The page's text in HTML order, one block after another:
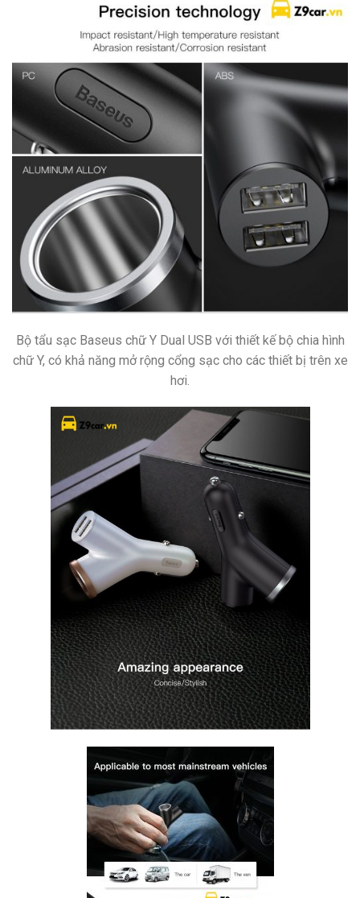
Bộ tẩu sạc Baseus chữ Y Dual USB với thiết kế bộ chia hình
chữ Y, có khả năng mở rộng cổng sạc cho các thiết bị trên xe
hơi.